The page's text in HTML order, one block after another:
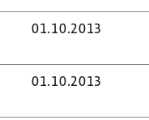
01.10.2013
01.10.2013